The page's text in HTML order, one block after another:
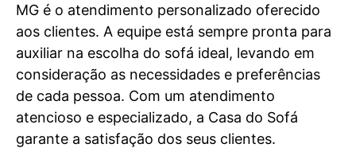
MG é o atendimento personalizado oferecido
aos clientes. A equipe está sempre pronta para
auxiliar na escolha do sofá ideal, levando em
consideração as necessidades e preferências
de cada pessoa. Com um atendimento
atencioso e especializado, a Casa do Sofá
garante a satisfação dos seus clientes.